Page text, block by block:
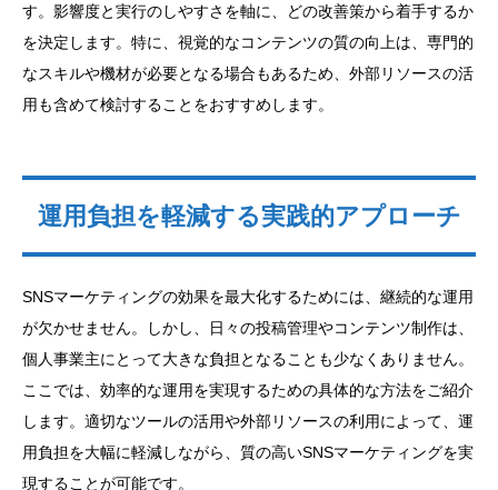
す。影響度と実行のしやすさを軸に、どの改善策から着手するか
を決定します。特に、視覚的なコンテンツの質の向上は、専門的
なスキルや機材が必要となる場合もあるため、外部リソースの活
用も含めて検討することをおすすめします。
運用負担を軽減する実践的アプローチ
SNSマーケティングの効果を最大化するためには、継続的な運用
が欠かせません。しかし、日々の投稿管理やコンテンツ制作は、
個人事業主にとって大きな負担となることも少なくありません。
ここでは、効率的な運用を実現するための具体的な方法をご紹介
します。適切なツールの活用や外部リソースの利用によって、運
用負担を大幅に軽減しながら、質の高いSNSマーケティングを実
現することが可能です。